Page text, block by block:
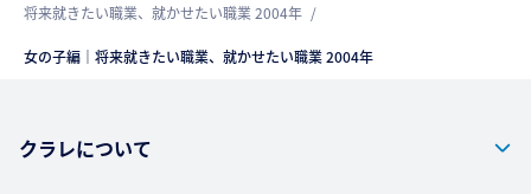
将来就きたい職業、就かせたい職業 2004年
女の子編｜将来就きたい職業、就かせたい職業 2004年
クラレについて